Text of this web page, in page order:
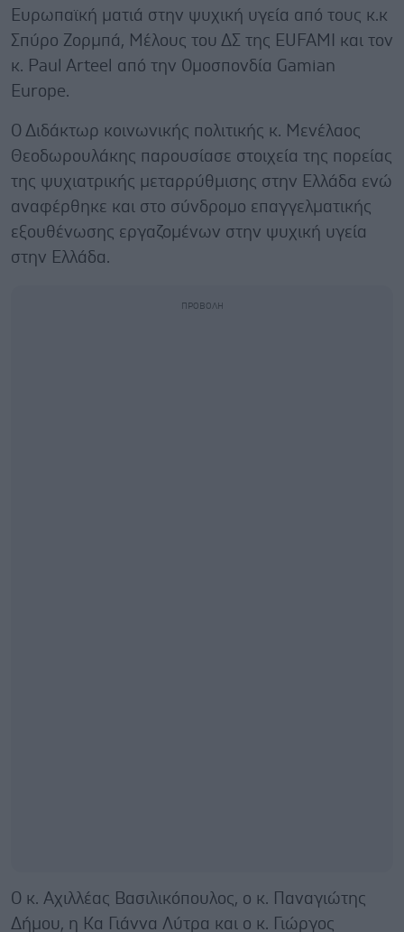
Ευρωπαϊκή ματιά στην ψυχική υγεία από τους κ.κ
Σπύρο Ζορμπά, Μέλους του ΔΣ της EUFAMI και τον
κ. Paul Arteel από την Ομοσπονδία Gamian
Europe.
Ο Διδάκτωρ κοινωνικής πολιτικής κ. Μενέλαος
Θεοδωρουλάκης παρουσίασε στοιχεία της πορείας
της ψυχιατρικής μεταρρύθμισης στην Ελλάδα ενώ
αναφέρθηκε και στο σύνδρομο επαγγελματικής
εξουθένωσης εργαζομένων στην ψυχική υγεία
στην Ελλάδα.
Ο κ. Αχιλλέας Βασιλικόπουλος, ο κ. Παναγιώτης
Δήμου, η Κα Γιάννα Λύτρα και ο κ. Γιώργος